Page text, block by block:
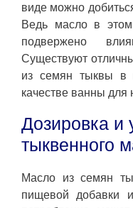
виде можно
Ведь масло в
подвержено
Существуют
из семян тыквы в
качестве ванны для
Дозировка и
тыквенного
Масло из семян
пищевой добавки